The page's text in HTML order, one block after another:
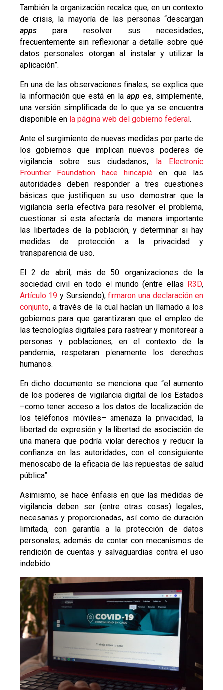
También la organización recalca que, en un contexto
de crisis, la mayoría de las personas “descargan
appspara resolver sus necesidades,
frecuentemente sin reflexionar a detalle sobre qué
datos personales otorgan al instalar y utilizar la
aplicación”.
En una de las observaciones finales, se explica que
la información que está en la app es, simplemente,
una versión simplificada de lo que ya se encuentra
disponible en la página web del gobierno federal.
Ante el surgimiento de nuevas medidas por parte de
los gobiernos que implican nuevos poderes de
vigilancia sobre sus ciudadanos,
la Electronic
Frountier Foundation hace hincapié en que las
autoridades deben responder a tres cuestiones
básicas que justifiquen su uso: demostrar que la
vigilancia sería efectiva para resolver el problema,
cuestionar si esta afectaría de manera importante
las libertades de la población, y determinar si hay
medidas de protección a la privacidad y
transparencia de uso.
El 2 de abril, más de 50 organizaciones de la
sociedad civil en todo el mundo (entre ellas R3D,
Artículo 19 y Sursiendo), firmaron una declaración en
conjunto, a través de la cual hacían un llamado a los
gobiernos para que garantizaran que el empleo de
las tecnologías digitales para rastrear y monitorear a
personas y poblaciones, en el contexto de la
pandemia, respetaran plenamente los derechos
humanos.
En dicho documento se menciona que “el aumento
de los poderes de vigilancia digital de los Estados
–como tener acceso a los datos de localización de
los teléfonos móviles– amenaza la privacidad, la
libertad de expresión y la libertad de asociación de
una manera que podría violar derechos y reducir la
confianza en las autoridades, con el consiguiente
menoscabo de la eficacia de las repuestas de salud
pública”.
Asimismo, se hace énfasis en que las medidas de
vigilancia deben ser (entre otras cosas) legales,
necesarias y proporcionadas, así como de duración
limitada, con garantía a la protección de datos
personales, además de contar con mecanismos de
rendición de cuentas y salvaguardias contra el uso
indebido.